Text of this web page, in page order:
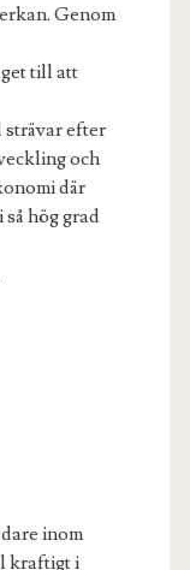
Genom
till att
strävar efter
och
där
hög grad
inom
kraftigt i